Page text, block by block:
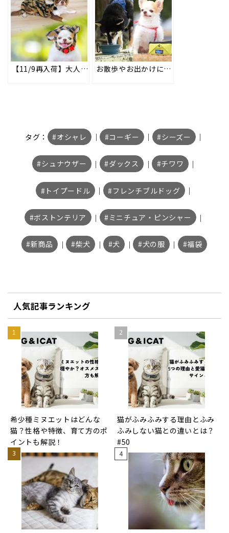
【11/9再入荷】大人気！トラパーカー＆トラスヌードが再入荷しました!! 年賀状などの撮影にもオススメ♪ #112 お散歩やお出かけにも◎持ち運びに便利なポータブルトレイ＆折り畳みシリコンフードボウル #147
タグ： オシャレ ｜ コーギー ｜ シーズー ｜
シュナウザー ｜ ダックス ｜ チワワ ｜
トイプードル ｜ フレンチブルドッグ ｜
ボストンテリア ｜ ミニチュア・ピンシャー ｜
新商品 ｜ 柴犬 ｜ 犬 ｜ 犬の服 ｜ 福袋
人気記事ランキング
希少種ミヌエットはどんな
猫？性格や特徴、育て方のポ
イントも解説！
猫がふみふみする理由とふみ
ふみしない猫との違いとは？
#50